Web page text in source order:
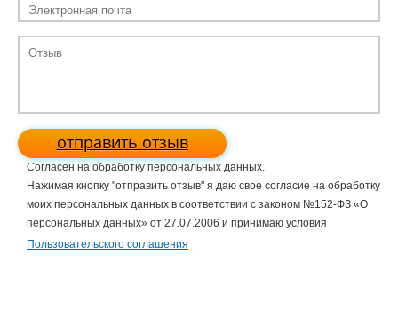
отправить отзыв
Согласен на обработку персональных данных.
Нажимая кнопку "отправить отзыв" я даю свое согласие на обработку
моих персональных данных в соответствии с законом №152-ФЗ «О
персональных данных» от 27.07.2006 и принимаю условия
Пользовательского соглашения